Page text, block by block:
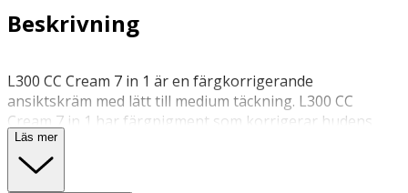
Beskrivning
L300 CC Cream 7 in 1 är en färgkorrigerande
ansiktskräm med lätt till medium täckning. L300 CC
Cream 7 in 1 har färgpigment som korrigerar hudens
ojämnheter och balanserar ojämn hudton. Krämen
innehåller fuktighetsbevarande komplex som ger
Läs mer